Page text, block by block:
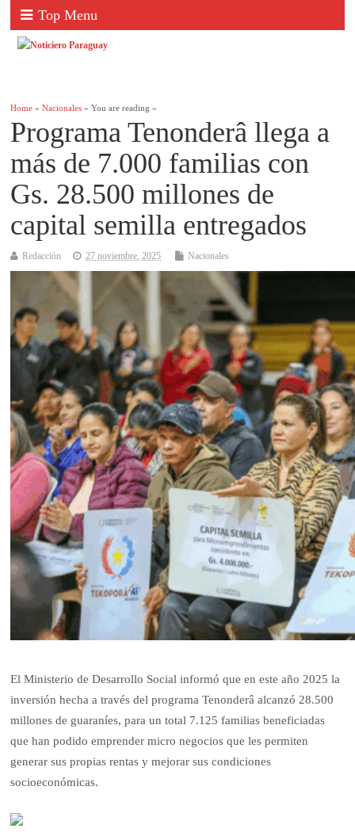
Top Menu
Home »Nacionales » You are reading »
Programa Tenonderâ llega a
más de 7.000 familias con
Gs. 28.500 millones de
capital semilla entregados
Redacción 27 noviembre, 2025 Nacionales
El Ministerio de Desarrollo Social informó que en este año 2025 la
inversión hecha a través del programa Tenonderâ alcanzó 28.500
millones de guaraníes, para un total 7.125 familias beneficiadas
que han podido emprender micro negocios que les permiten
generar sus propias rentas y mejorar sus condiciones
socioeconómicas.